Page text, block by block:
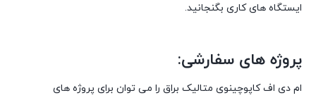
ایستگاه های کاری بگنجانید.
پروژه های سفارشی:
ام دی اف کاپوچینوی متالیک براق را می توان برای پروژه های